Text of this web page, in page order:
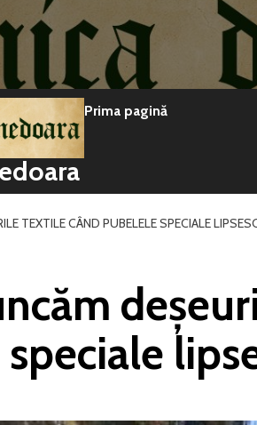
Prima pagină
TEXTILE CÂND PUBELELE SPECIALE